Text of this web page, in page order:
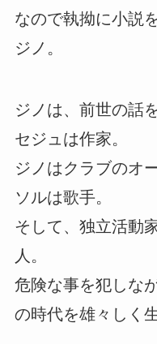
なので執拗に小説
ジノ。
ジノは、前世の話
セジュは作家。
ジノはクラブのオ
ソルは歌手。
そして、独立活動
人。
危険な事を犯しな
の時代を雄々しく